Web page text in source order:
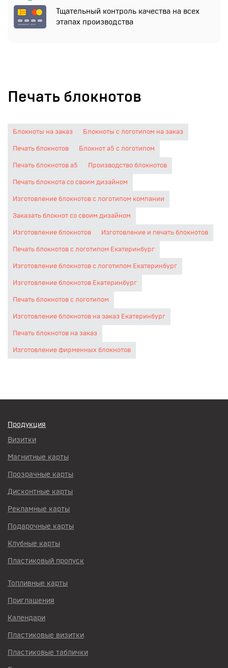
Тщательный контроль качества на всех
этапах производства
Печать блокнотов
Блокноты на заказ Блокноты с логотипом на заказ
Печать блокнотов Блокнот а5 с логотипом
Печать блокнотов а5 Производство блокнотов
Печать блокнота со своим дизайном
Изготовление блокнотов с логотипом компании
Заказать блокнот со своим дизайном
Изготовление блокнотов Изготовление и печать блокнотов
Печать блокнотов с логотипом Екатеринбург
Изготовление блокнотов с логотипом Екатеринбург
Изготовление блокнотов Екатеринбург
Печать блокнотов с логотипом
Изготовление блокнотов на заказ Екатеринбург
Печать блокнотов на заказ
Изготовление фирменных блокнотов
Продукция
Визитки
Магнитные карты
Прозрачные карты
Дисконтные карты
Рекламные карты
Подарочные карты
Клубные карты
Пластиковый пропуск
Топливные карты
Приглашения
Календари
Пластиковые визитки
Пластиковые таблички